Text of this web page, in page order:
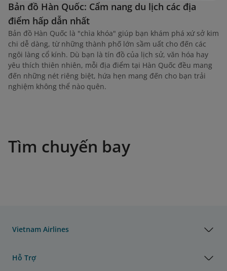
Bản đồ Hàn Quốc: Cẩm nang du lịch các địa
điểm hấp dẫn nhất
Bản đồ Hàn Quốc là "chìa khóa" giúp bạn khám phá xứ sở kim
chi dễ dàng, từ những thành phố lớn sầm uất cho đến các
ngôi làng cổ kính. Dù bạn là tín đồ của lịch sử, văn hóa hay
yêu thích thiên nhiên, mỗi địa điểm tại Hàn Quốc đều mang
đến những nét riêng biệt, hứa hẹn mang đến cho bạn trải
nghiệm không thể nào quên.
Tìm chuyến bay
Vietnam Airlines
Hỗ Trợ